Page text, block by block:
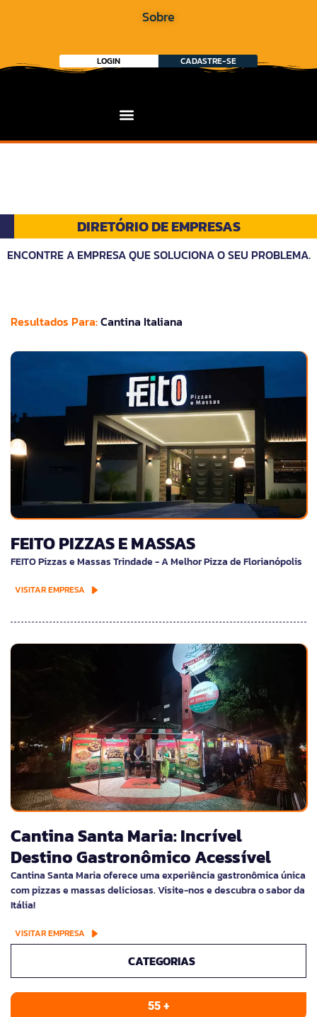
Sobre
LOGIN CADASTRE-SE
DIRETÓRIO DE EMPRESAS
ENCONTRE A EMPRESA QUE SOLUCIONA O SEU PROBLEMA.
Resultados Para:Cantina Italiana
FEITO PIZZAS E MASSAS
FEITO Pizzas e Massas Trindade - A Melhor Pizza de Florianópolis
VISITAR EMPRESA
Cantina Santa Maria: Incrível
Destino Gastronômico Acessível
Cantina Santa Maria oferece uma experiência gastronômica única
com pizzas e massas deliciosas. Visite-nos e descubra o sabor da
Itália!
VISITAR EMPRESA
CATEGORIAS
55 +